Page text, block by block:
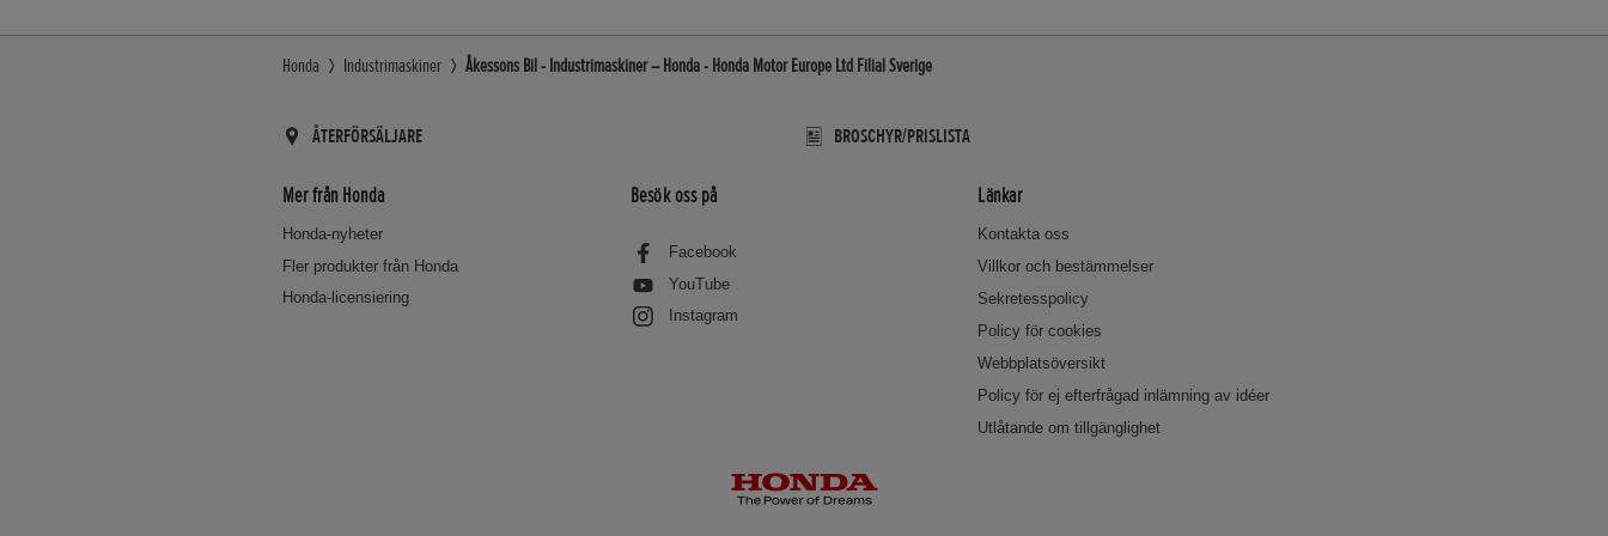
Honda Industrimaskiner Åkessons Bil - Industrimaskiner – Honda - Honda Motor Europe Ltd Filial Sverige
ÅTERFÖRSÄLJARE BROSCHYR/PRISLISTA
Mer från Honda
Honda-nyheter
Fler produkter från Honda
Honda-licensiering
Besök oss på
Facebook
YouTube
Instagram
Länkar
Kontakta oss
Villkor och bestämmelser
Sekretesspolicy
Policy för cookies
Webbplatsöversikt
Policy för ej efterfrågad inlämning av idéer
Utlåtande om tillgänglighet